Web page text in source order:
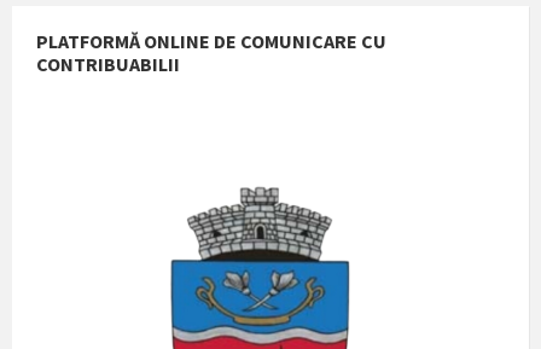
PLATFORMĂ ONLINE DE COMUNICARE CU
CONTRIBUABILII